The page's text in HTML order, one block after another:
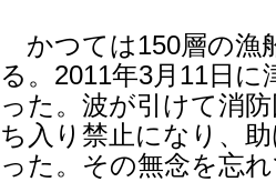
かつては150層の漁
る。2011年3月11日
った。波が引けて消
ち入り禁止になり、
った。その無念を忘